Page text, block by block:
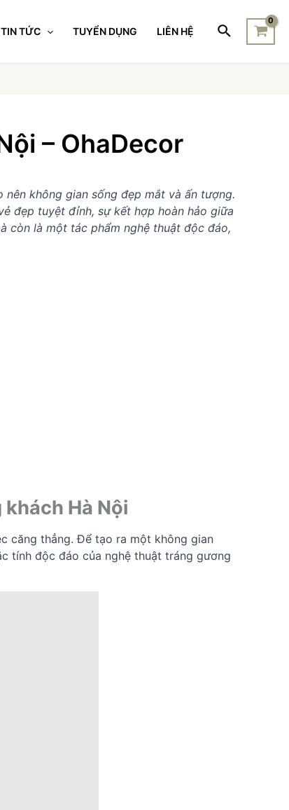
TIN TỨC TUYỂN DỤNG LIÊN HỆ
– OhaDecor
không gian sống đẹp mắt và ấn tượng.
đẹp tuyệt đỉnh, sự kết hợp hoàn hảo giữa
còn là một tác phẩm nghệ thuật độc đáo,
Hà Nội
căng thẳng. Để tạo ra một không gian
tính độc đáo của nghệ thuật tráng gương